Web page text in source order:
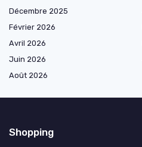
Décembre 2025
Février 2026
Avril 2026
Juin 2026
Août 2026
Shopping